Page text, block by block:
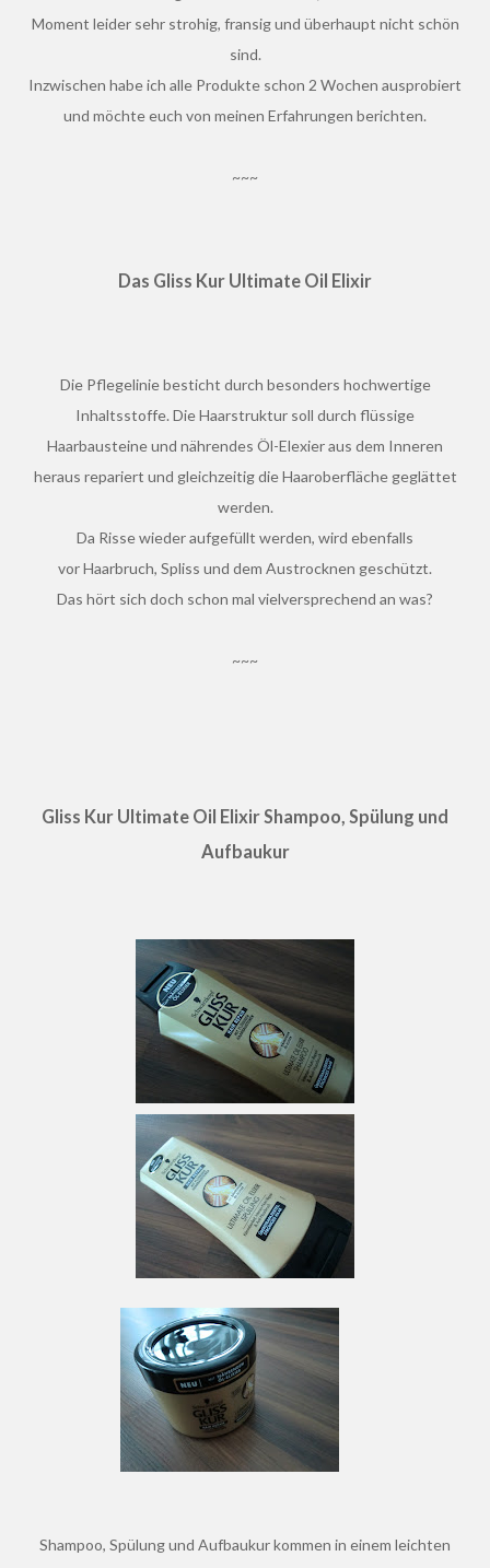
Moment leider sehr strohig, fransig und überhaupt nicht schön
sind.
Inzwischen habe ich alle Produkte schon 2 Wochen ausprobiert
und möchte euch von meinen Erfahrungen berichten.
~~~
Das Gliss Kur Ultimate Oil Elixir
Die Pflegelinie besticht durch besonders hochwertige
Inhaltsstoffe. Die Haarstruktur soll durch flüssige
Haarbausteine und nährendes Öl-Elexier aus dem Inneren
heraus repariert und gleichzeitig die Haaroberfläche geglättet
werden.
Da Risse wieder aufgefüllt werden, wird ebenfalls
vor Haarbruch, Spliss und dem Austrocknen geschützt.
Das hört sich doch schon mal vielversprechend an was?
~~~
Gliss Kur Ultimate Oil Elixir Shampoo, Spülung und
Aufbaukur
Shampoo, Spülung und Aufbaukur kommen in einem leichten